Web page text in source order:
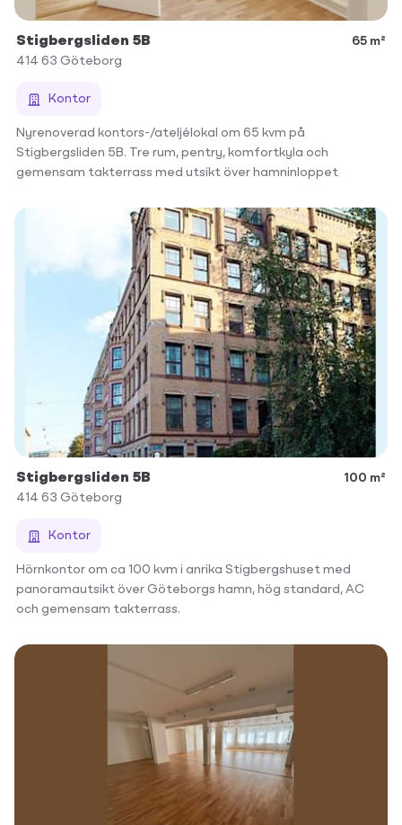
Stigbergsliden 5B
65 m²
414 63 Göteborg
Kontor
Nyrenoverad kontors-/ateljélokal om 65 kvm på
Stigbergsliden 5B. Tre rum, pentry, komfortkyla och
gemensam takterrass med utsikt över hamninloppet
Stigbergsliden 5B
100 m²
414 63 Göteborg
Kontor
Hörnkontor om ca 100 kvm i anrika Stigbergshuset med
panoramautsikt över Göteborgs hamn, hög standard, AC
och gemensam takterrass.